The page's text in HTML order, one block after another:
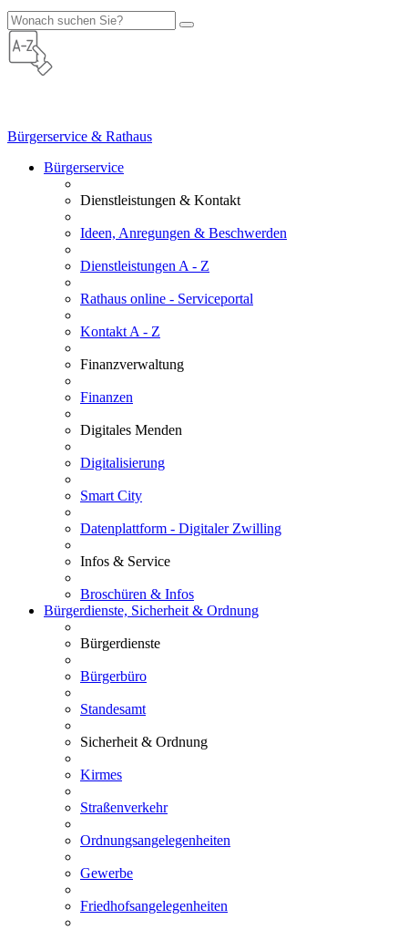
Bürgerservice & Rathaus
Bürgerservice
Dienstleistungen & Kontakt
Ideen, Anregungen & Beschwerden
Dienstleistungen A - Z
Rathaus online - Serviceportal
Kontakt A - Z
Finanzverwaltung
Finanzen
Digitales Menden
Digitalisierung
Smart City
Datenplattform - Digitaler Zwilling
Infos & Service
Broschüren & Infos
Bürgerdienste, Sicherheit & Ordnung
Bürgerdienste
Bürgerbüro
Standesamt
Sicherheit & Ordnung
Kirmes
Straßenverkehr
Ordnungsangelegenheiten
Gewerbe
Friedhofsangelegenheiten